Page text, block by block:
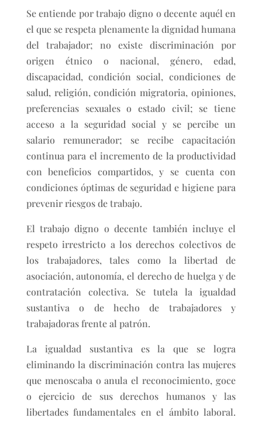
Se entiende por trabajo digno o decente aquél en
el que se respeta plenamente la dignidad humana
del trabajador; no existe discriminación por
origen étnico o nacional, género, edad,
discapacidad, condición social, condiciones de
salud, religión, condición migratoria, opiniones,
preferencias sexuales o estado civil; se tiene
acceso a la seguridad social y se percibe un
salario remunerador; se recibe capacitación
continua para el incremento de la productividad
con beneficios compartidos, y se cuenta con
condiciones óptimas de seguridad e higiene para
prevenir riesgos de trabajo.
El trabajo digno o decente también incluye el
respeto irrestricto a los derechos colectivos de
los trabajadores, tales como la libertad de
asociación, autonomía, el derecho de huelga y de
contratación colectiva. Se tutela la igualdad
sustantiva o de hecho de trabajadores y
trabajadoras frente al patrón.
La igualdad sustantiva es la que se logra
eliminando la discriminación contra las mujeres
que menoscaba o anula el reconocimiento, goce
o ejercicio de sus derechos humanos y las
libertades fundamentales en el ámbito laboral.